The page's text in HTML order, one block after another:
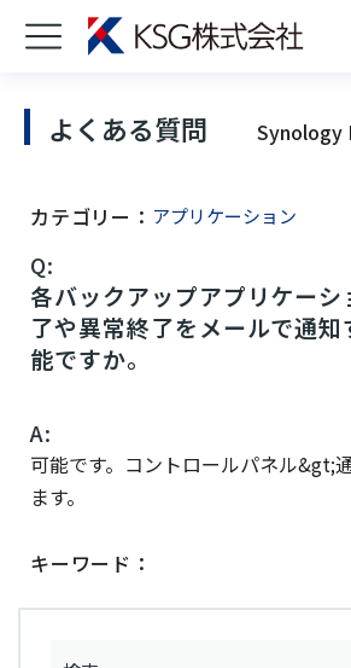
よくある質問 Synology
カテゴリー： アプリケーション
Q:
各バックアップアプリケー
了や異常終了をメールで通
能ですか。
A:
可能です。コントロールパネル
ます。
キーワード：